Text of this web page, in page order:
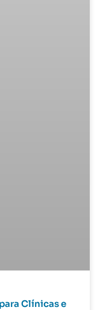
Clínicas e